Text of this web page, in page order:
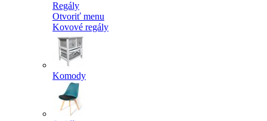
Regály
Otvoriť menu
Kovové regály
Komody